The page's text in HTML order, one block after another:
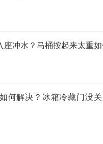
座冲水？马桶按起来太重如
何解决？冰箱冷藏门没